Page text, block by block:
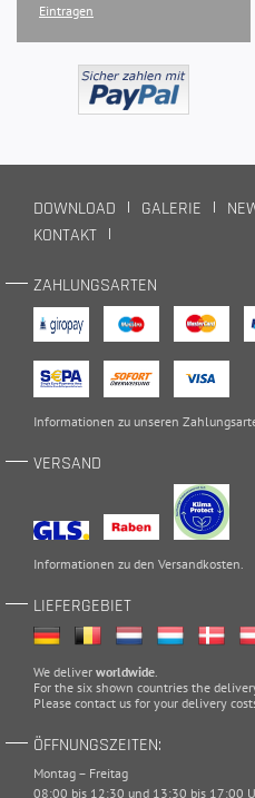
Eintragen
DOWNLOAD GALERIE
KONTAKT
ZAHLUNGSARTEN
Informationen zu unseren
VERSAND
Informationen zu den Versandkosten
LIEFERGEBIET
We deliver worldwide
For the six shown countries the
Please contact us for your delivery
ÖFFNUNGSZEITEN:
Montag – Freitag
08:00 bis 12:30 und 13:30 bis 17:00